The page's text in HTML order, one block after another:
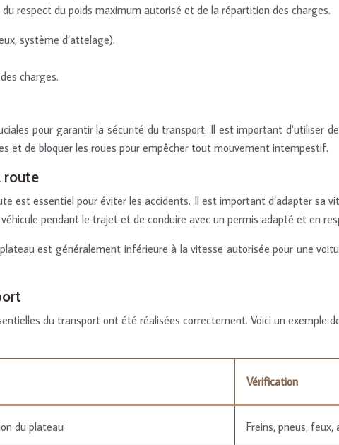
respect du poids maximum autorisé et de la répartition des charges.
système d’attelage).
charges.
pour garantir la sécurité du transport. Il est important d’utiliser
et de bloquer les roues pour empêcher tout mouvement intempestif.
route
est essentiel pour éviter les accidents. Il est important d’adapter sa
pendant le trajet et de conduire avec un permis adapté et en
est généralement inférieure à la vitesse autorisée pour une
du transport ont été réalisées correctement. Voici un exemple
Vérification
du plateau Freins, pneus,